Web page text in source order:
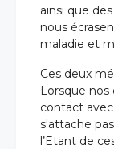
ainsi que
nous
maladie et
Ces deux
Lorsque
contact
s'attache
l’Etant de